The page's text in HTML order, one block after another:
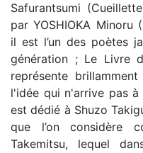
Safurantsumi
par YOSHIOKA Minoru
il est l’un des poètes
génération ; Le Livre
représente
l'idée qui n'arrive pas à
est dédié à Shuzo
que l’on considère
Takemitsu, lequel